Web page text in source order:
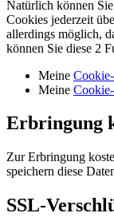
Natürlich können
Cookies jederzeit
allerdings möglich,
können Sie diese 2
Meine
Meine
Erbringung
Zur Erbringung
speichern diese
SSL-